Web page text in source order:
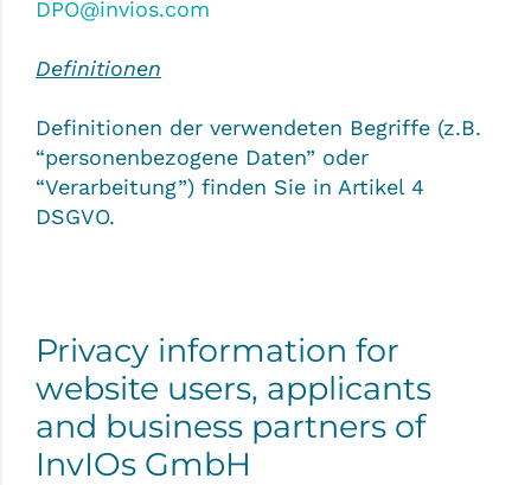
DPO@invios.com
Definitionen
Definitionen der verwendeten Begriffe (z.B.
“personenbezogene Daten” oder
“Verarbeitung”) finden Sie in Artikel 4
DSGVO.
Privacy information for
website users, applicants
and business partners of
InvIOs GmbH